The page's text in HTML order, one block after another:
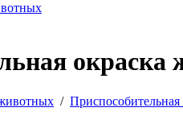
окраска
/